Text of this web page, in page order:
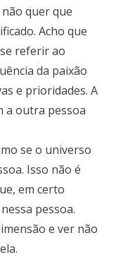
quer que
Acho que
referir ao
da paixão
e prioridades. A
a outra pessoa
se o universo
Isso não é
em certo
pessoa.
e ver não